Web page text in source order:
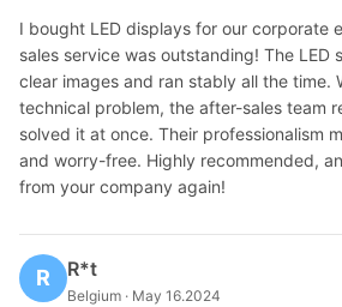
I bought LED displays for our corporate
sales service was outstanding! The LED
clear images and ran stably all the time.
technical problem, the after-sales team
solved it at once. Their professionalism
and worry-free. Highly recommended,
from your company again!
R R*t
Belgium · May 16.2024